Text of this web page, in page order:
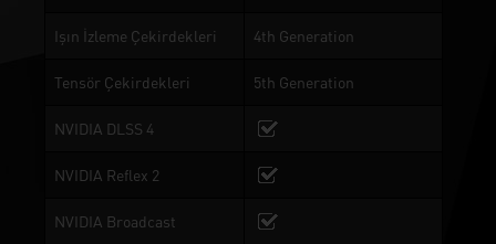
Işın İzleme Çekirdekleri 4th Generation
Tensör Çekirdekleri 5th Generation
NVIDIA DLSS 4
NVIDIA Reflex 2
NVIDIA Broadcast